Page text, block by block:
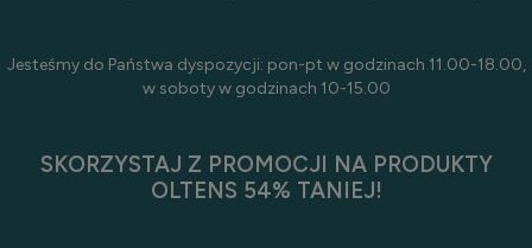
Jesteśmy do Państwa dyspozycji: pon-pt w godzinach 11.00-18.00,
w soboty w godzinach 10-15.00
SKORZYSTAJ Z PROMOCJI NA PRODUKTY
OLTENS 54% TANIEJ!